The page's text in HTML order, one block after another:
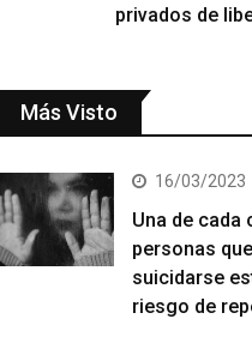
privados de
Más Visto
16/03/2023
Una de cada
personas
suicidarse
riesgo de